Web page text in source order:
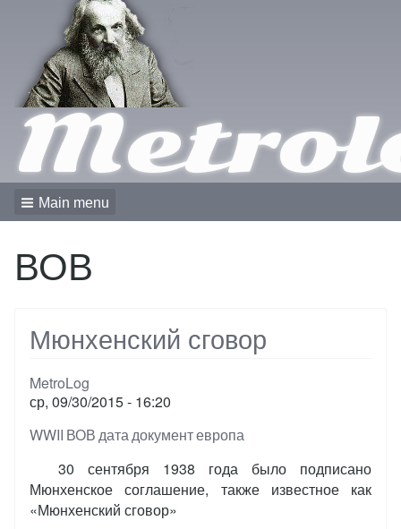
Main menu
ВОВ
Мюнхенский сговор
MetroLog
ср, 09/30/2015 - 16:20
Тэги
WWII ВОВдатадокументевропа
30 сентября 1938 года было подписано
Мюнхенское соглашение, также известное как
«Мюнхенский сговор»